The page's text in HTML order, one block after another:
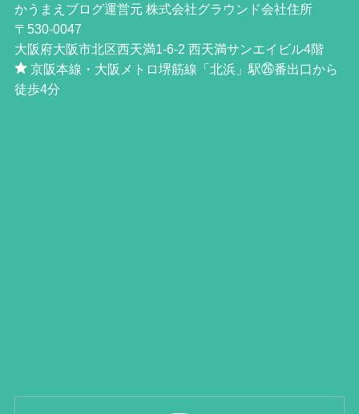
かうまえブログ運営元 株式会社グラウンド会社住所
〒530-0047
大阪府大阪市北区西天満1-6-2 西天満サンエイビル4階
京阪本線・大阪メトロ堺筋線「北浜」駅㉖番出口から
徒歩4分